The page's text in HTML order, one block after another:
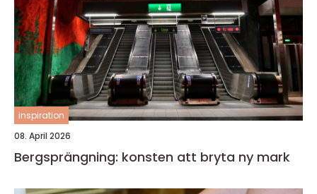
inspiration
08. April 2026
Bergsprängning: konsten att bryta ny mark